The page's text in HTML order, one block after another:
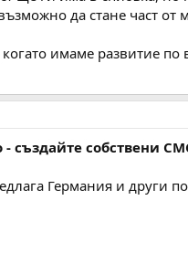
да стане част от
имаме развитие по
- създайте собствени
Германия и други